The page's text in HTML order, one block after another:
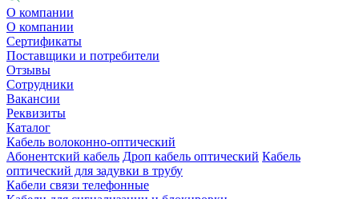
О компании
О компании
Сертификаты
Поставщики и потребители
Отзывы
Сотрудники
Вакансии
Реквизиты
Каталог
Кабель волоконно-оптический
Абонентский кабель Дроп кабель оптический Кабель
оптический для задувки в трубу
Кабели связи телефонные